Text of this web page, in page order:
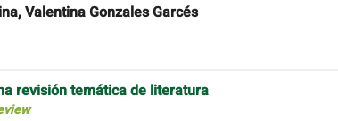
Valentina Gonzales Garcés
revisión temática de literatura